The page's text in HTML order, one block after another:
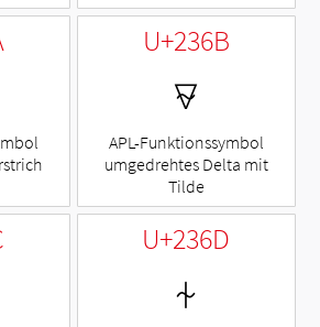
U+236B
⍫
APL-Funktionssymbol
umgedrehtes Delta mit
Tilde
U+236D
⍭